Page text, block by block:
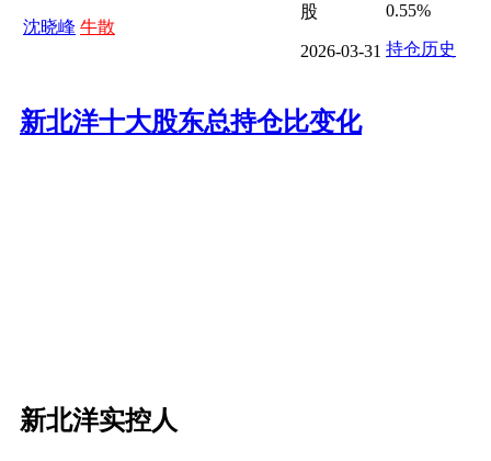
沈晓峰 牛散
股
2026-03-31
0.55%
持仓历史
新北洋十大股东总持仓比变化
新北洋实控人